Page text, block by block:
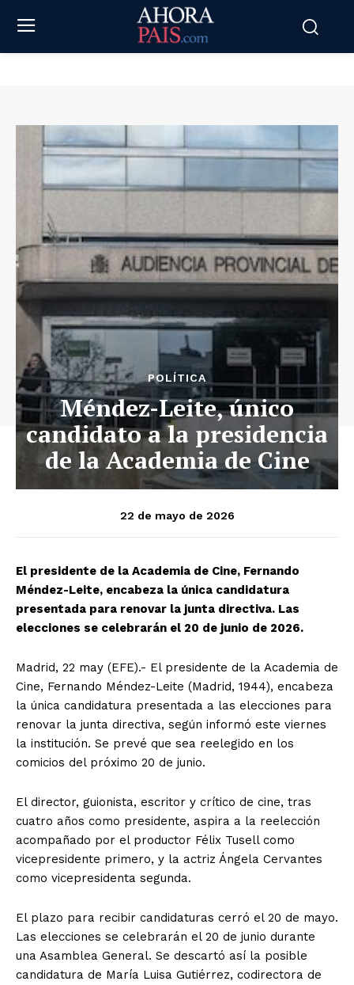
POLÍTICA
Méndez-Leite, único
candidato a la presidencia
de la Academia de Cine
22 de mayo de 2026
El presidente de la Academia de Cine, Fernando
Méndez-Leite, encabeza la única candidatura
presentada para renovar la junta directiva. Las
elecciones se celebrarán el 20 de junio de 2026.
Madrid, 22 may (EFE).- El presidente de la Academia de
Cine, Fernando Méndez-Leite (Madrid, 1944), encabeza
la única candidatura presentada a las elecciones para
renovar la junta directiva, según informó este viernes
la institución. Se prevé que sea reelegido en los
comicios del próximo 20 de junio.
El director, guionista, escritor y crítico de cine, tras
cuatro años como presidente, aspira a la reelección
acompañado por el productor Félix Tusell como
vicepresidente primero, y la actriz Ángela Cervantes
como vicepresidenta segunda.
El plazo para recibir candidaturas cerró el 20 de mayo.
Las elecciones se celebrarán el 20 de junio durante
una Asamblea General. Se descartó así la posible
candidatura de María Luisa Gutiérrez, codirectora de